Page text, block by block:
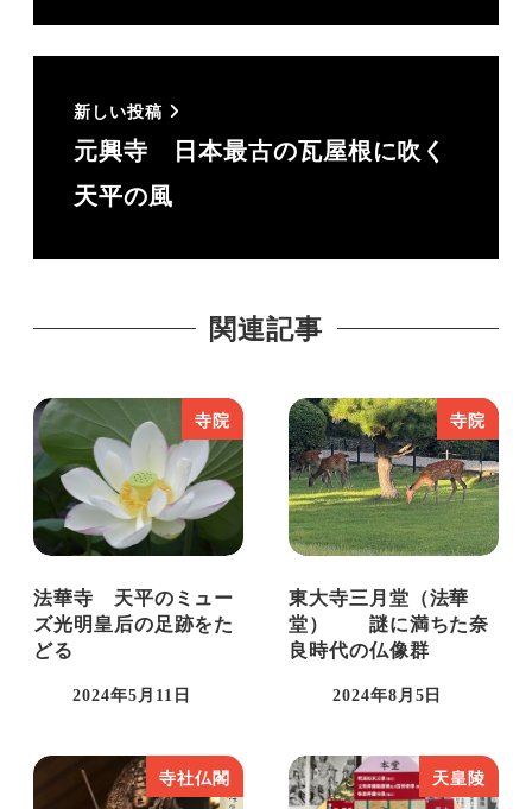
可能になり、残りの人生は好きなところに住
んで好きな仕事をすることに。2024年夏に奈
人に奈良の魅力を知ってもらいたく
現在は奈良と東京の2拠点で活動中。奈良8
王。。。書いているときりがない。
新しい投稿
元興寺 日本最古の瓦屋根に吹く
天平の風
関連記事
寺院
法華寺 天平のミュー
ズ光明皇后の足跡をた
どる
投稿日
2024年5月11日
寺院
東大寺三月堂（法華
堂） 謎に満ちた奈
良時代の仏像群
投稿日
2024年8月5日
寺社仏閣 天皇陵